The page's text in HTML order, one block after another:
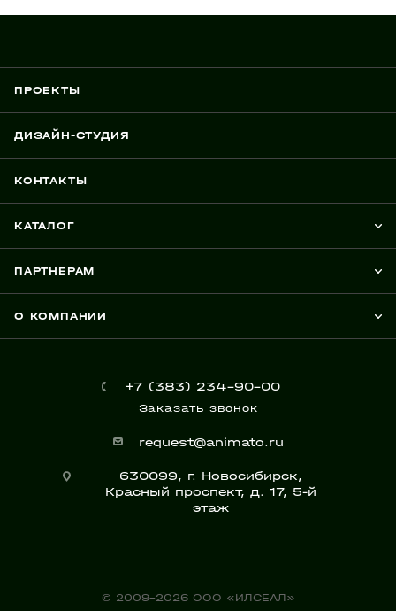
ПРОЕКТЫ
ДИЗАЙН-СТУДИЯ
КОНТАКТЫ
КАТАЛОГ
ПАРТНЕРАМ
О КОМПАНИИ
+7 (383) 234-90-00
Заказать звонок
request@animato.ru
630099, г. Новосибирск,
Красный проспект, д. 17, 5-й
этаж
© 2009-2026 ООО «ИЛСЕАЛ»